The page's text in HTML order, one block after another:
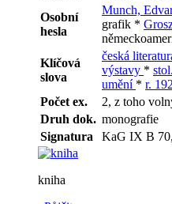
Osobní
hesla
Munch,
grafik *
Klíčová
slova
česká
výstavy *
umění * r.
Počet ex.
2, z toho
Druh dok. monografie
Signatura
KaG IX B
kniha